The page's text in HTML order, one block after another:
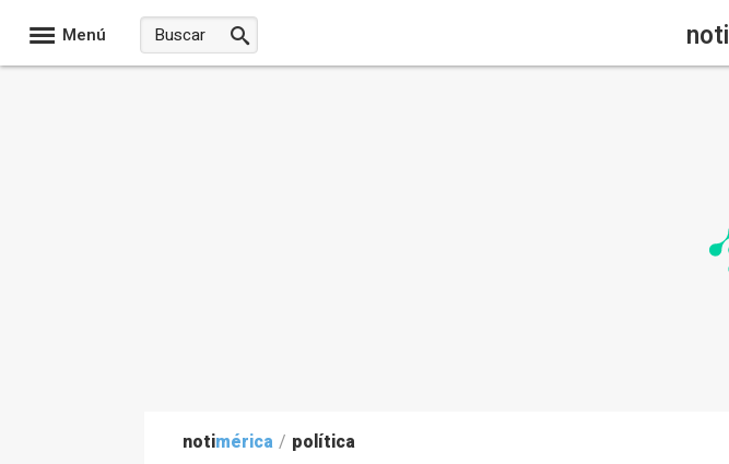
Menú noti
notimérica / política